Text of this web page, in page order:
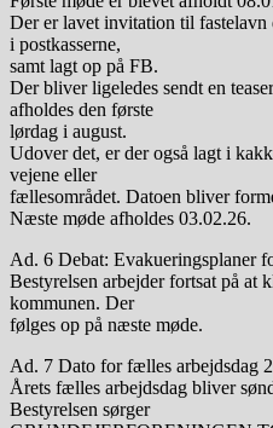
Der er lavet invitation til
i postkasserne,
samt lagt op på FB.
Der bliver ligeledes sendt en
afholdes den første
lørdag i august.
Udover det, er der også lagt i
vejene eller
fællesområdet. Datoen bliver
Næste møde afholdes 03.02.26.
Ad. 6 Debat: Evakueringsplaner
Bestyrelsen arbejder fortsat på
kommunen. Der
følges op på næste møde.
Ad. 7 Dato for fælles arbejdsdag
Årets fælles arbejdsdag bliver
Bestyrelsen sørger